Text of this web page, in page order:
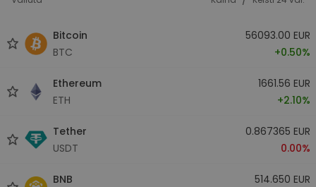
Bitcoin
BTC
56093.00 EUR
+0.50%
Ethereum
ETH
1661.56 EUR
+2.10%
Tether
USDT
0.867365 EUR
0.00%
BNB
514.650 EUR